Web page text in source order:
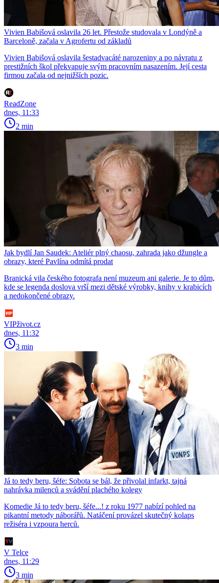
Vivien Babišová oslavila 26 let. Přestože studovala v Londýně a
Barceloně, začala v Agrofertu od základů
Vivien Babišová oslavila šestadvacáté narozeniny a po návratu z
prestižních škol překvapuje svým pracovním nasazením. Její cesta
firmou začala od nejnižších pozic.
ReadZone
dnes, 11:33
2 min
Jak bydlí Jan Saudek: Ateliér plný chaosu, zahrada jako džungle a
obrazy, které Pavlína odmítá prodat
Branická vila českého fotografa není muzeum ani galerie. Je to dům,
kde se legenda doslova vrší mezi dětské výrobky, knihy v krabicích
a nedokončené obrazy.
VIPživot.cz
dnes, 11:32
3 min
Já to tedy beru, šéfe: Sobota se bál, že přivolal infarkt, tajná
nahrávka milenců a svádění plachého kolegy
Komedie Já to tedy beru, šéfe...! z roku 1977 nabízí pohled na
pikantní metody náborářů. Natáčení provázel skutečný kolaps
režiséra i vzpoura herců.
V Telce
dnes, 11:29
3 min